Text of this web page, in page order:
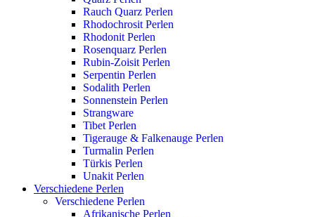
Rauch Quarz Perlen
Rhodochrosit Perlen
Rhodonit Perlen
Rosenquarz Perlen
Rubin-Zoisit Perlen
Serpentin Perlen
Sodalith Perlen
Sonnenstein Perlen
Strangware
Tibet Perlen
Tigerauge & Falkenauge Perlen
Turmalin Perlen
Türkis Perlen
Unakit Perlen
Verschiedene Perlen
Verschiedene Perlen
Afrikanische Perlen